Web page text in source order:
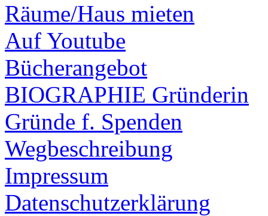
Räume/Haus mieten
Auf Youtube
Bücherangebot
BIOGRAPHIE Gründerin
Gründe f. Spenden
Wegbeschreibung
Impressum
Datenschutzerklärung